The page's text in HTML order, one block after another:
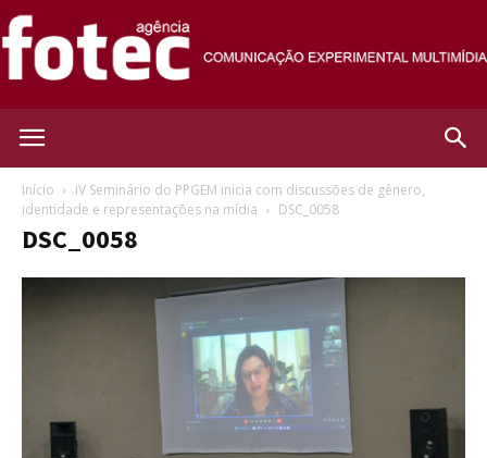
Início
IV Seminário do PPGEM inicia com discussões de gênero,
identidade e representações na mídia
DSC_0058
DSC_0058